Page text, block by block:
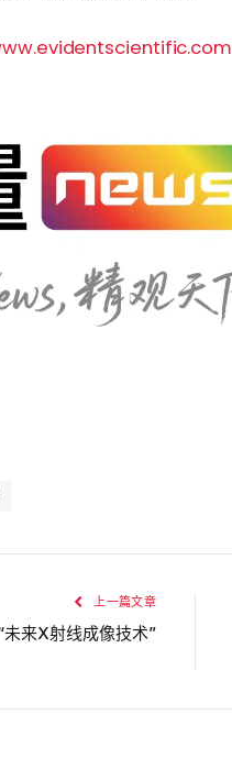
上一篇文章
来X射线成像技术”